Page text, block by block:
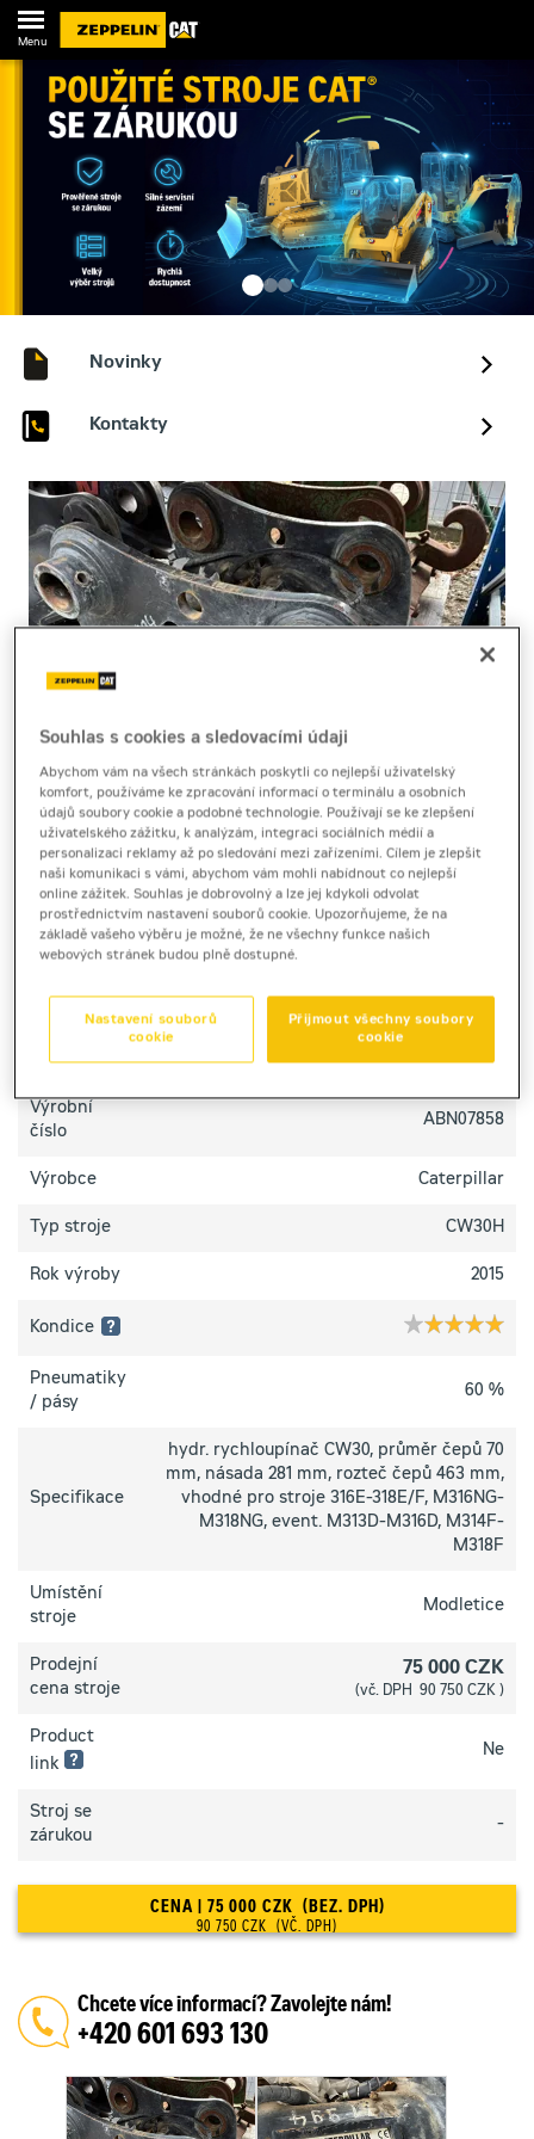
Menu
Novinky
Kontakty
CW30H
Cat CW30H
TECHNICKÉ PARAMETRY
Výrobní
číslo
ABN07858
Výrobce Caterpillar
Typ stroje CW30H
Rok výroby 2015
Kondice
zařízení
práci,
případné
drobné
nebrání
provozu
Pneumatiky
/ pásy
60 %
Specifikace
hydr. rychloupínač CW30, průměr čepů 70
mm, násada 281 mm, rozteč čepů 463 mm,
vhodné pro stroje 316E-318E/F, M316NG-
M318NG, event. M313D-M316D, M314F-
M318F
Umístění
stroje
Modletice
Prodejní
cena stroje
75 000 CZK
(vč. DPH 90 750 CZK )
Product
link
Ne
Stroj se
zárukou
-
CENA | 75 000 CZK (BEZ. DPH)
90 750 CZK (VČ. DPH)
Chcete více informací? Zavolejte nám!
+420 601 693 130
Souhlas s cookies a sledovacími údaji
Abychom vám na všech stránkách poskytli co nejlepší uživatelský
komfort, používáme ke zpracování informací o terminálu a osobních
údajů soubory cookie a podobné technologie. Používají se ke zlepšení
uživatelského zážitku, k analýzám, integraci sociálních médií a
personalizaci reklamy až po sledování mezi zařízeními. Cílem je zlepšit
naši komunikaci s vámi, abychom vám mohli nabídnout co nejlepší
online zážitek. Souhlas je dobrovolný a lze jej kdykoli odvolat
prostřednictvím nastavení souborů cookie. Upozorňujeme, že na
základě vašeho výběru je možné, že ne všechny funkce našich
webových stránek budou plně dostupné.
Přijmout všechny soubory
cookie
Nastavení souborů
cookie